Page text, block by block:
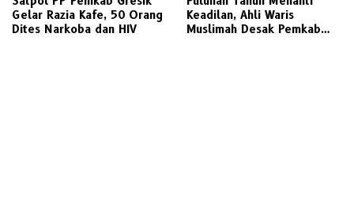
Gelar Razia Kafe, 50 Orang
Dites Narkoba dan HIV
Keadilan, Ahli Waris
Muslimah Desak Pemkab